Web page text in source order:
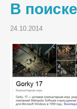
В
24.10.2014